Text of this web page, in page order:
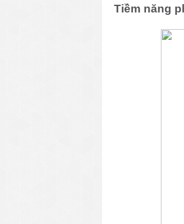
Tiềm năng